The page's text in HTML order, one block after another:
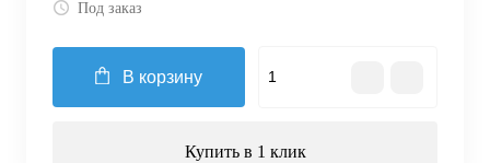
Под заказ
В корзину
Купить в 1 клик